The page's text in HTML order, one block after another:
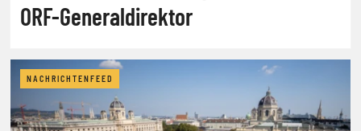
ORF-Generaldirektor
NACHRICHTENFEED